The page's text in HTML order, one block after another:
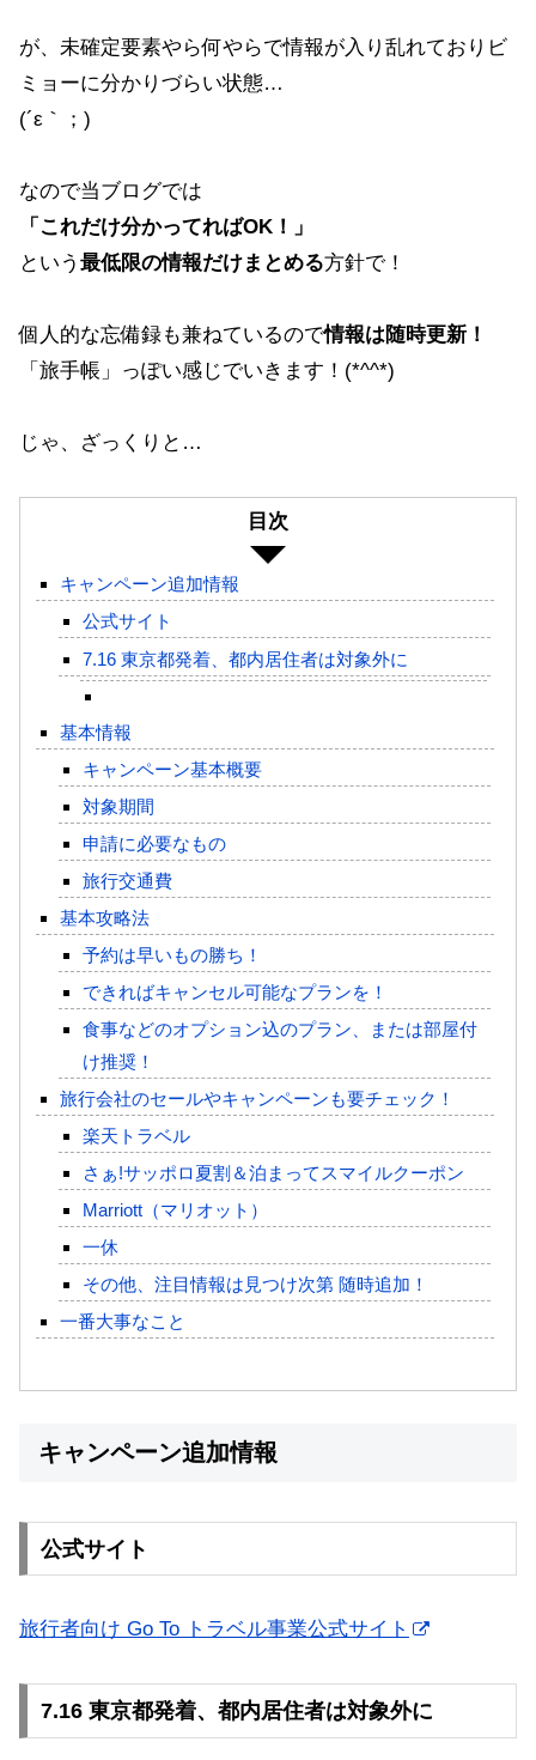
が、未確定要素やら何やらで情報が入り乱れておりビ
ミョーに分かりづらい状態…
(´ε｀；)
なので当ブログでは
「これだけ分かってればOK！」
という 最低限の情報だけまとめる方針で！
個人的な忘備録も兼ねているので情報は随時更新！
「旅手帳」っぽい感じでいきます！(*^^*)
じゃ、ざっくりと…
目次
キャンペーン追加情報
公式サイト
7.16 東京都発着、都内居住者は対象外に
基本情報
キャンペーン基本概要
対象期間
申請に必要なもの
旅行交通費
基本攻略法
予約は早いもの勝ち！
できればキャンセル可能なプランを！
食事などのオプション込のプラン、または部屋付
け推奨！
旅行会社のセールやキャンペーンも要チェック！
楽天トラベル
さぁ!サッポロ夏割＆泊まってスマイルクーポン
Marriott（マリオット）
一休
その他、注目情報は見つけ次第 随時追加！
一番大事なこと
キャンペーン追加情報
公式サイト
旅行者向け Go To トラベル事業公式サイト
7.16 東京都発着、都内居住者は対象外に